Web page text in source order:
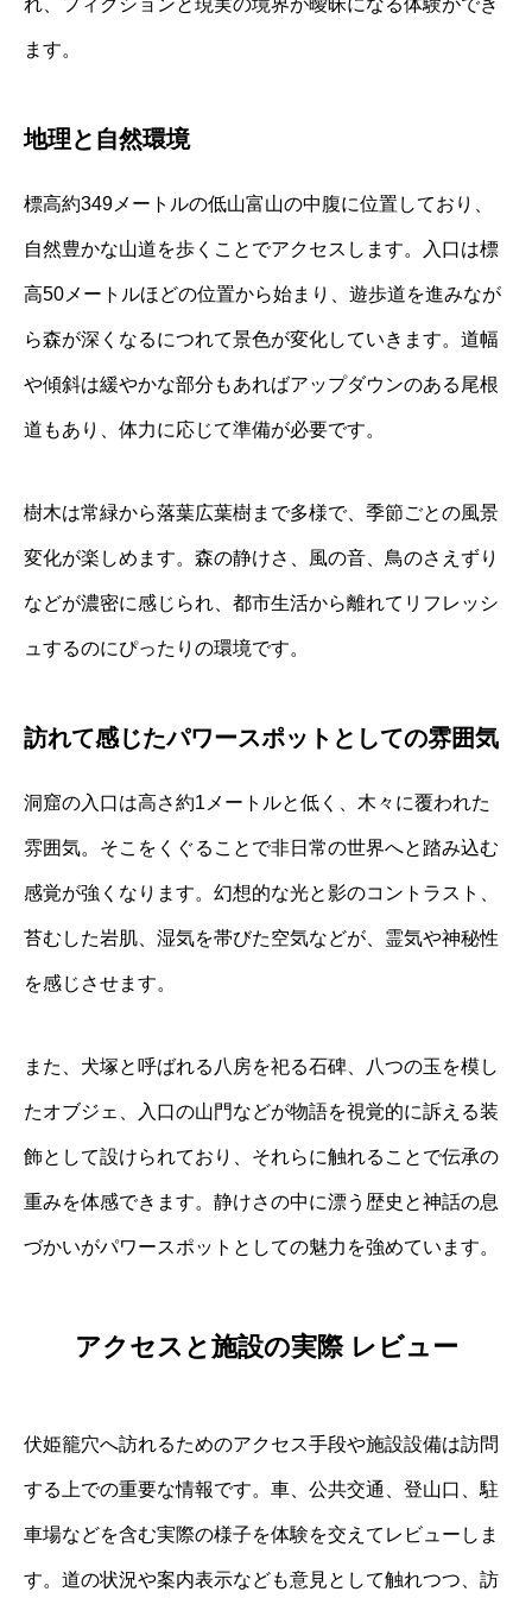
ます。
地理と自然環境
標高約349メートルの低山富山の中腹に位置しており、
自然豊かな山道を歩くことでアクセスします。入口は標
高50メートルほどの位置から始まり、遊歩道を進みなが
ら森が深くなるにつれて景色が変化していきます。道幅
や傾斜は緩やかな部分もあればアップダウンのある尾根
道もあり、体力に応じて準備が必要です。
樹木は常緑から落葉広葉樹まで多様で、季節ごとの風景
変化が楽しめます。森の静けさ、風の音、鳥のさえずり
などが濃密に感じられ、都市生活から離れてリフレッシ
ュするのにぴったりの環境です。
訪れて感じたパワースポットとしての雰囲気
洞窟の入口は高さ約1メートルと低く、木々に覆われた
雰囲気。そこをくぐることで非日常の世界へと踏み込む
感覚が強くなります。幻想的な光と影のコントラスト、
苔むした岩肌、湿気を帯びた空気などが、霊気や神秘性
を感じさせます。
また、犬塚と呼ばれる八房を祀る石碑、八つの玉を模し
たオブジェ、入口の山門などが物語を視覚的に訴える装
飾として設けられており、それらに触れることで伝承の
重みを体感できます。静けさの中に漂う歴史と神話の息
づかいがパワースポットとしての魅力を強めています。
アクセスと施設の実際 レビュー
伏姫籠穴へ訪れるためのアクセス手段や施設設備は訪問
する上での重要な情報です。車、公共交通、登山口、駐
車場などを含む実際の様子を体験を交えてレビューしま
す。道の状況や案内表示なども意見として触れつつ、訪